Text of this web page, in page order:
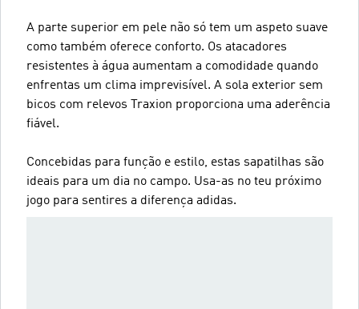
A parte superior em pele não só tem um aspeto suave
como também oferece conforto. Os atacadores
resistentes à água aumentam a comodidade quando
enfrentas um clima imprevisível. A sola exterior sem
bicos com relevos Traxion proporciona uma aderência
fiável.
Concebidas para função e estilo, estas sapatilhas são
ideais para um dia no campo. Usa-as no teu próximo
jogo para sentires a diferença adidas.